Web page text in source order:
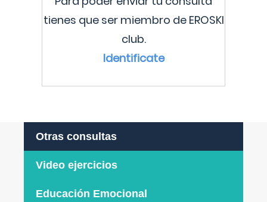
tienes que ser miembro de EROSKI
club.
Identificate
Otras consultas
Video ejercicios
Educación Emocional